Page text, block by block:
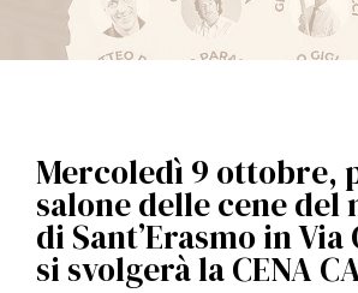
Mercoledì 9 ottobre,
salone delle cene del
di Sant’Erasmo in Via
si svolgerà la CENA